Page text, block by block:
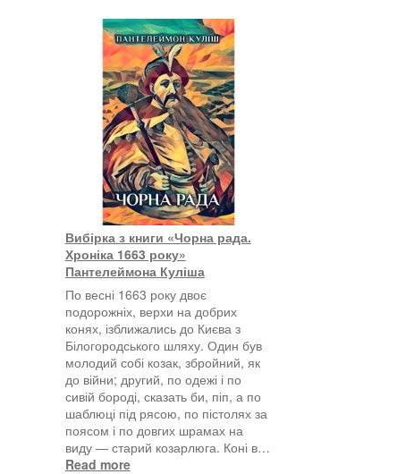
Вибірка з книги «Чорна рада.
Хроніка 1663 року»
Пантелеймона Куліша
По весні 1663 року двоє
подорожніх, верхи на добрих
конях, ізближались до Києва з
Білогородського шляху. Один був
молодий собі козак, збройний, як
до війни; другий, по одежі і по
сивій бороді, сказать би, піп, а по
шаблюці під рясою, по пістолях за
поясом і по довгих шрамах на
виду — старий козарлюга. Коні в…
Read more: